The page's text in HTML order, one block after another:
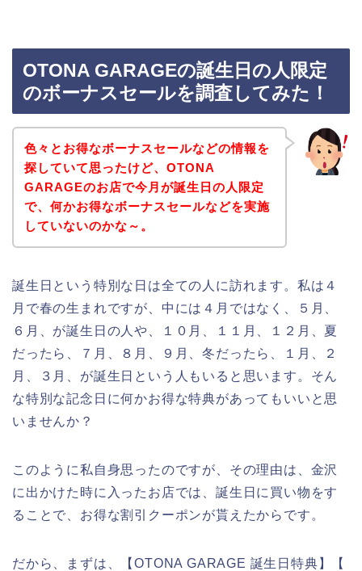
OTONA GARAGEの誕生日の人限定
のボーナスセールを調査してみた！
色々とお得なボーナスセールなどの情報を
探していて思ったけど、OTONA
GARAGEのお店で今月が誕生日の人限定
で、何かお得なボーナスセールなどを実施
していないのかな～。
誕生日という特別な日は全ての人に訪れます。私は４
月で春の生まれですが、中には４月ではなく、５月、
６月、が誕生日の人や、１０月、１１月、１２月、夏
だったら、７月、８月、９月、冬だったら、１月、２
月、３月、が誕生日という人もいると思います。そん
な特別な記念日に何かお得な特典があってもいいと思
いませんか？
このように私自身思ったのですが、その理由は、金沢
に出かけた時に入ったお店では、誕生日に買い物をす
ることで、お得な割引クーポンが貰えたからです。
だから、まずは、【OTONA GARAGE 誕生日特典】【